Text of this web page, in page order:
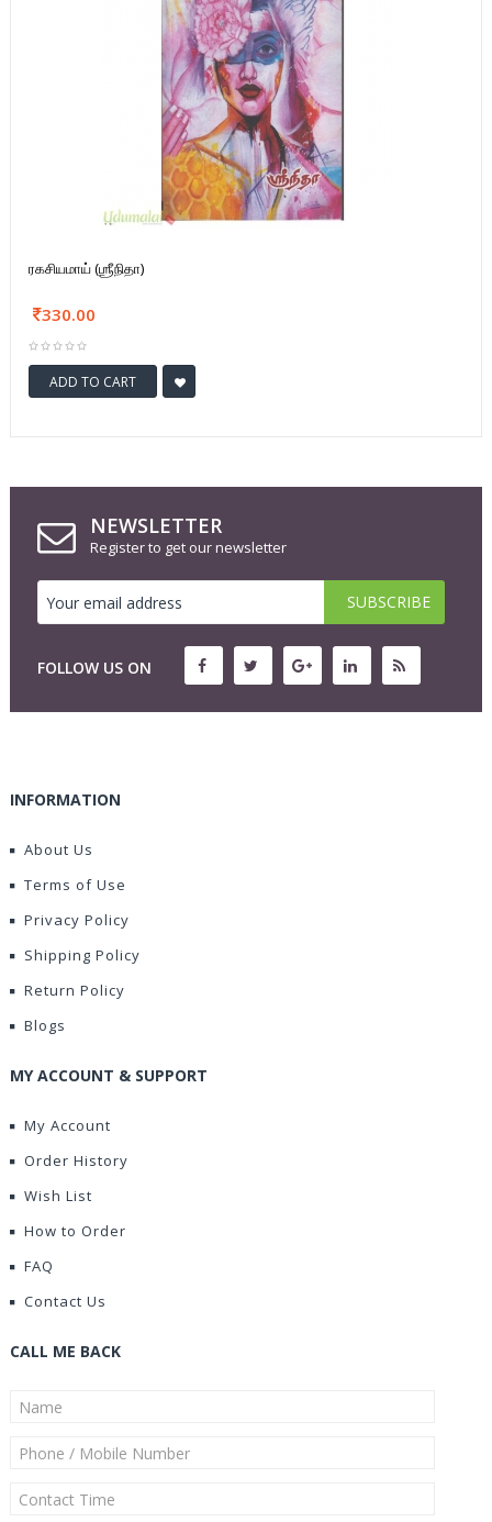
ரகசியமாய் (ஶ்ரீநிதா)
330.00
ADD TO CART
NEWSLETTER
Register to get our newsletter
FOLLOW US ON
INFORMATION
About Us
Terms of Use
Privacy Policy
Shipping Policy
Return Policy
Blogs
MY ACCOUNT & SUPPORT
My Account
Order History
Wish List
How to Order
FAQ
Contact Us
CALL ME BACK